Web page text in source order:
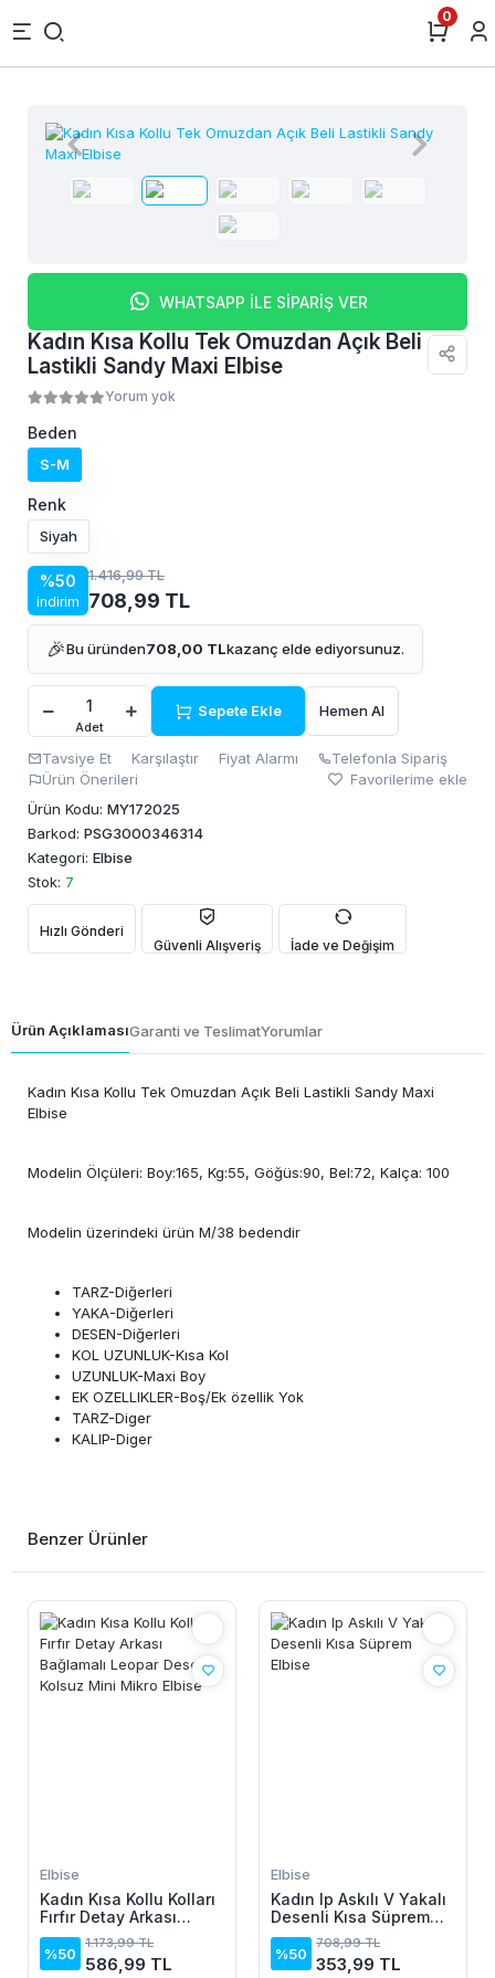
0
WHATSAPP İLE SİPARİŞ VER
Kadın Kısa Kollu Tek Omuzdan Açık Beli
Lastikli Sandy Maxi Elbise
Yorum yok
Beden
S-M
Renk
Siyah
%50
indirim
1.416,99 TL
708,99 TL
🎉Bu üründen708,00 TLkazanç elde ediyorsunuz.
Adet
Sepete Ekle Hemen Al
Tavsiye Et Karşılaştır Fiyat Alarmı
Telefonla Sipariş
Ürün Önerileri
Favorilerime ekle
Ürün Kodu: MY172025
Barkod: PSG3000346314
Kategori: Elbise
Stok: 7
Hızlı Gönderi
Güvenli Alışveriş
İade ve Değişim
Ürün AçıklamasıGaranti ve TeslimatYorumlar
Kadın Kısa Kollu Tek Omuzdan Açık Beli Lastikli Sandy Maxi
Elbise
Modelin Ölçüleri: Boy:165, Kg:55, Göğüs:90, Bel:72, Kalça: 100
Modelin üzerindeki ürün M/38 bedendir
TARZ-Diğerleri
YAKA-Diğerleri
DESEN-Diğerleri
KOL UZUNLUK-Kısa Kol
UZUNLUK-Maxi Boy
EK OZELLIKLER-Boş/Ek özellik Yok
TARZ-Diger
KALIP-Diger
Benzer Ürünler
Elbise
Kadın Kısa Kollu Kolları
Fırfır Detay Arkası
Bağlamalı Leopar
Desen Kolsuz Mini
Mikro Elbise
%50
1.173,99 TL
586,99 TL
Elbise
Kadın Ip Askılı V Yakalı
Desenli Kısa Süprem
Elbise
%50
708,99 TL
353,99 TL